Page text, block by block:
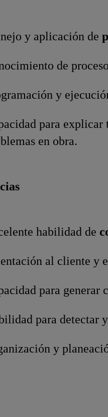
y aplicación de
de
y
para
en obra.
habilidad de
al cliente y
para generar
para detectar
y